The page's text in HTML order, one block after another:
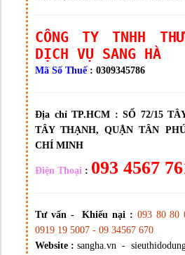
CÔNG TY TNHH
DỊCH VỤ SANG HÀ
Mã Số Thuế : 0309345786
Địa chỉ TP.HCM : SỐ 72/15
TÂY THẠNH, QUẬN TÂN
CHÍ MINH
Điện Thoại : 093 4567
Tư vấn - Khiếu nại : 093 80 80
0919 19 5007 - 09 34567 670
Website : sangha.vn -